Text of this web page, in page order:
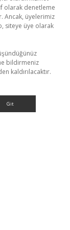
olarak denetleme
Ancak, üyelerimiz
siteye üye olarak
bildirmeniz
kaldırılacaktır.